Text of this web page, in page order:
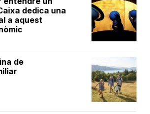
dedica una
a aquest
de